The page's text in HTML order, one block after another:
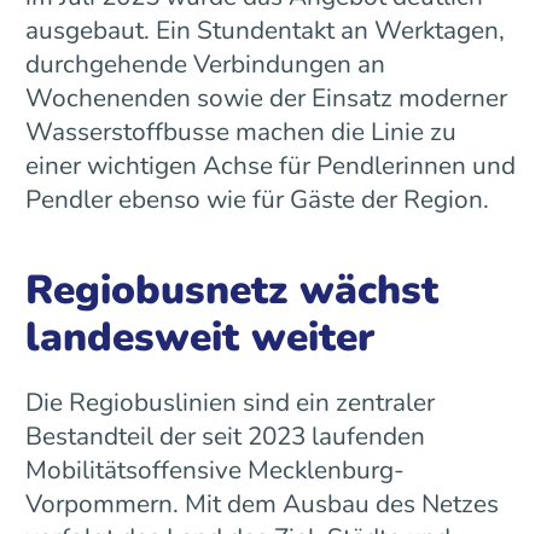
ausgebaut. Ein Stundentakt an Werktagen,
durchgehende Verbindungen an
Wochenenden sowie der Einsatz moderner
Wasserstoffbusse machen die Linie zu
einer wichtigen Achse für Pendlerinnen und
Pendler ebenso wie für Gäste der Region.
Regiobusnetz wächst
landesweit weiter
Die Regiobuslinien sind ein zentraler
Bestandteil der seit 2023 laufenden
Mobilitätsoffensive Mecklenburg-
Vorpommern. Mit dem Ausbau des Netzes